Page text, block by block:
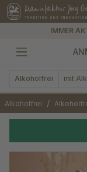
springen
IMMER
Alkoholfrei mit
Alkoholfrei /